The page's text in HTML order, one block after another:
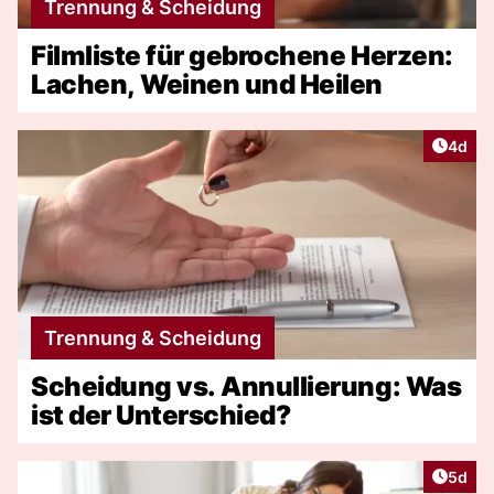
Trennung & Scheidung
Filmliste für gebrochene Herzen:
Lachen, Weinen und Heilen
4d
Trennung & Scheidung
Scheidung vs. Annullierung: Was
ist der Unterschied?
5d